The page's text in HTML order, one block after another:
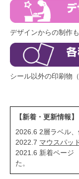
デザインからの制作
シール以外の印刷物
【新着・更新情報】
2026.6 2層ラベル、
2022.7 マウスパッ
2021.6 新着ページ
た。